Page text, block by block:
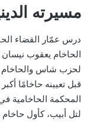
مسيرته
درس عمّار القضاء
الحاخام يعقوب نيسان
لحزب شاس والحاخام
قبل تعيينه حاخامًا
لتل أبيب، كأول حاخام